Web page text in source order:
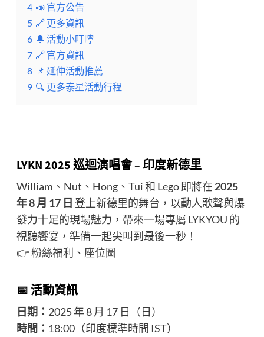
4 📣 官方公告
5 🔗 更多資訊
6 🔔 活動小叮嚀
7 🔗 官方資訊
8 📌 延伸活動推薦
9 🔍 更多泰星活動行程
LYKN 2025 巡迴演唱會 – 印度新德里
William、Nut、Hong、Tui 和 Lego 即將在 2025
年 8 月 17 日 登上新德里的舞台，以動人歌聲與爆
發力十足的現場魅力，帶來一場專屬 LYKYOU 的
視聽饗宴，準備一起尖叫到最後一秒！
👉粉絲福利 、 座位圖
📅 活動資訊
日期： 2025 年 8 月 17 日（日）
時間： 18:00（印度標準時間 IST）